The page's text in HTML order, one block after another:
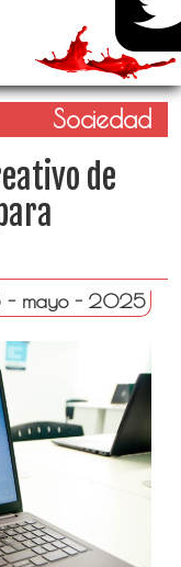
Sociedad
de
- mayo - 2025